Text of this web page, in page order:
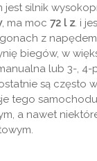
jest silnik
, ma moc 72 l z. i
z napędem
biegów, w
lub 3-, 4-
są często
tego
a nawet